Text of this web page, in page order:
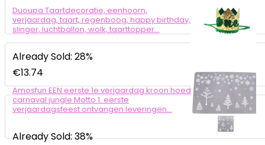
Duoupa Taartdecoratie, eenhoorn,
verjaardag, taart, regenboog, happy birthday,
slinger, luchtballon, wolk, taarttopper…
Already Sold: 28%
€13.74
Amosfun EEN eerste 1e verjaardag kroon hoed
carnaval jungle Motto 1. eerste
verjaardagsfeest ontvangen leveringen…
Already Sold: 38%